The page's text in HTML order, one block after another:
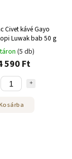
Civet kávé Gayo
Luwak bab 50 g
(5 db)
590 Ft